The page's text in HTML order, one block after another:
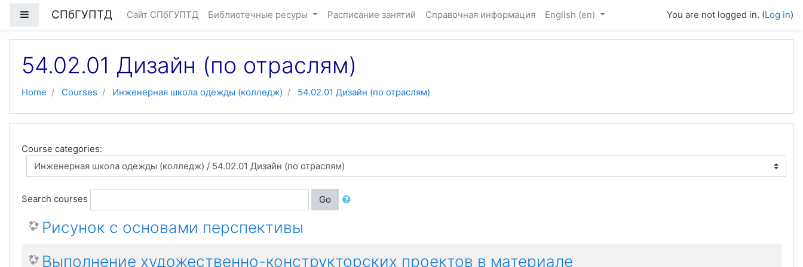
Side panel
СПбГУПТД Сайт СПбГУПТД Библиотечные ресуры Расписание занятий Справочная информация English ‎(en)‎ You are not logged in. (Log in)
54.02.01 Дизайн (по отраслям)
Home Courses Инженерная школа одежды (колледж) 54.02.01 Дизайн (по отраслям)
Course categories:
Search courses Go
Рисунок с основами перспективы
Выполнение художественно-конструкторских проектов в материале